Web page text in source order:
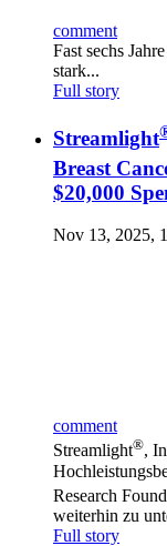
comment
Fast sechs
stark...
Full story
Streamlight
Breast
$20,000
Nov 13, 2025,
comment
Streamlight®,
Research
weiterhin zu
Full story